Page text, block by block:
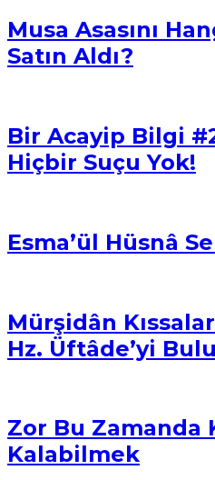
Musa Asasını
Satın Aldı?
Bir Acayip Bilgi
Hiçbir Suçu Yok!
Esma’ül Hüsnâ
Mürşidân
Hz. Üftâde’yi
Zor Bu Zamanda
Kalabilmek